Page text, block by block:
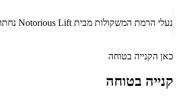
נעלי הרמת המשקולות מבית Notorious Lift נחתו בארץ
כאן הקנייה בטוחה
קנייה בטוחה